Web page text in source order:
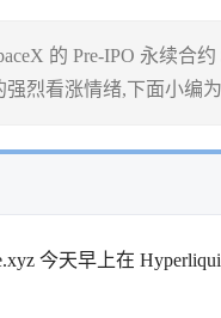
的 Pre-IPO 永续
强烈看涨情绪,下面小编
今天早上在